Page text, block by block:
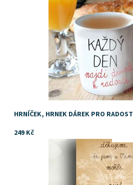
HRNÍČEK, HRNEK DÁREK PRO RADOST
249 Kč
Dostupnost:
Skladem